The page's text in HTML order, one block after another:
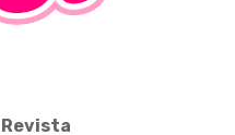
Revista